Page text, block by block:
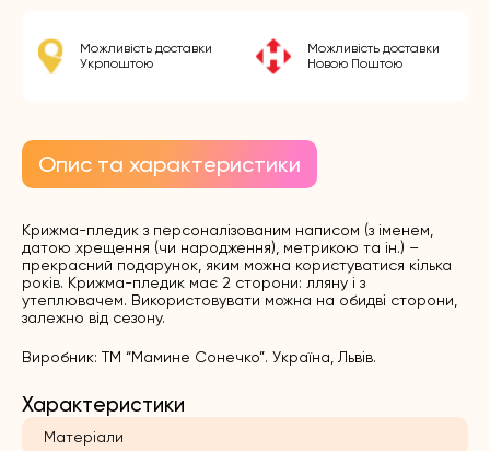
Можливість доставки
Укрпоштою
Можливість доставки
Новою Поштою
Опис та характеристики
Крижма-пледик з персоналізованим написом (з іменем,
датою хрещення (чи народження), метрикою та ін.) –
прекрасний подарунок, яким можна користуватися кілька
років. Крижма-пледик має 2 сторони: лляну і з
утеплювачем. Використовувати можна на обидві сторони,
залежно від сезону.
Виробник: ТМ “Мамине Сонечко”. Україна, Львів.
Характеристики
Матеріали